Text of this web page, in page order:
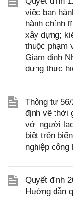
việc ban
hành chính
xây dựng;
thuộc phạm
Giám định
dựng thực
Thông tư
định về thời
với người
biệt trên
nghiệp công
Quyết định
Hướng dẫn